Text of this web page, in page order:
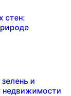
стен:
и
недвижимости